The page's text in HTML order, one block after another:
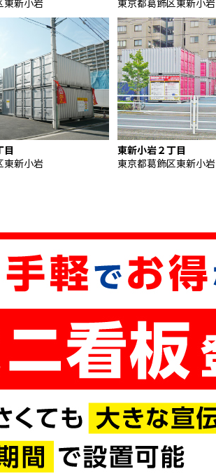
東新小岩 東京都葛飾区東新小岩
目
東新小岩
東新小岩２丁目
東京都葛飾区東新小岩